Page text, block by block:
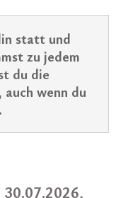
statt und
zu jedem
du die
wenn du